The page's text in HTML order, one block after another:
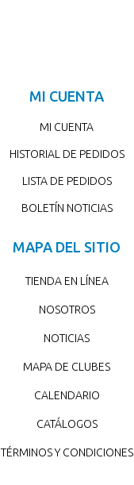
MI CUENTA
MI CUENTA
HISTORIAL DE PEDIDOS
LISTA DE PEDIDOS
BOLETÍN NOTICIAS
MAPA DEL SITIO
TIENDA EN LÍNEA
NOSOTROS
NOTICIAS
MAPA DE CLUBES
CALENDARIO
CATÁLOGOS
TÉRMINOS Y CONDICIONES